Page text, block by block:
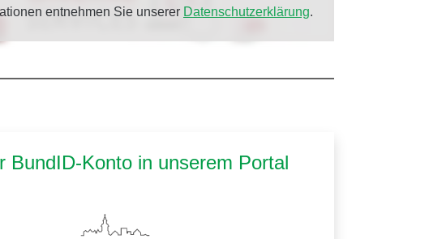
entnehmen Sie unserer Datenschutzerklärung.
BundID-Konto in unserem Portal